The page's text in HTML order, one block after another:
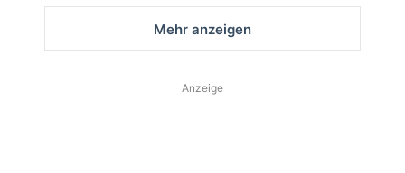
Mehr anzeigen
Anzeige